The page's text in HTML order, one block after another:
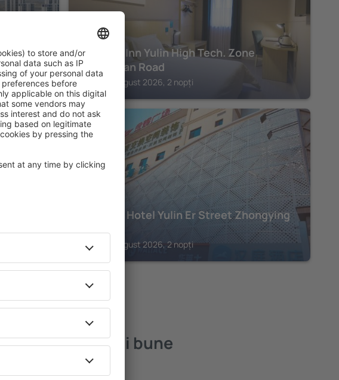
Jinjiang Inn Yulin High Tech. Zone
Donghuan Road
Yulin, 14 august 2026, 2 nopți
Road
YULIN
Hanting Hotel Yulin Er Street Zhongying
Square
Yulin, 14 august 2026, 2 nopți
– cele mai bune